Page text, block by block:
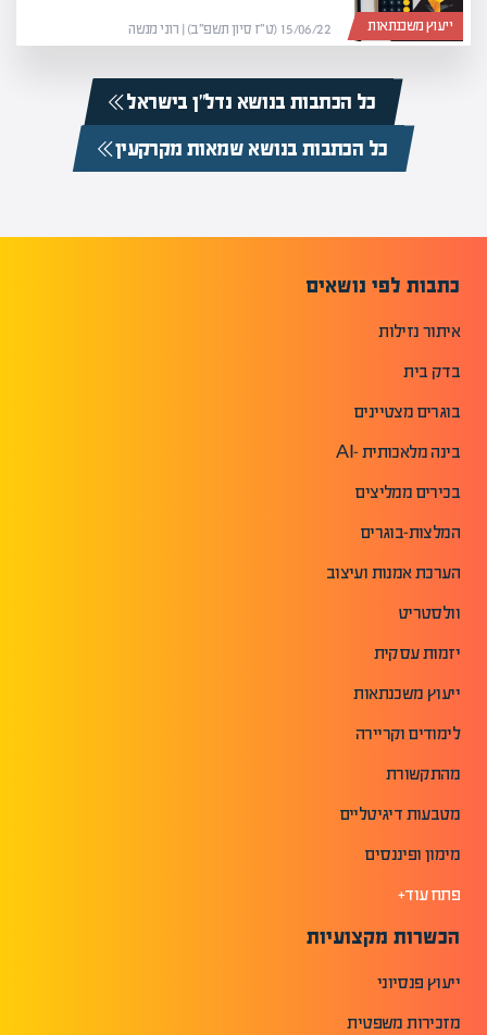
ייעוץ משכנתאות 15/06/22 (ט״ז סיון תשפ״ב) | רוני מנשה
כל הכתבות בנושא נדל”ן בישראל
כל הכתבות בנושא שמאות מקרקעין
כתבות לפי נושאים
איתור נזילות
בדק בית
בוגרים מצטיינים
בינה מלאכותית -AI
בכירים ממליצים
המלצות-בוגרים
הערכת אמנות ועיצוב
וולסטריט
יזמות עסקית
ייעוץ משכנתאות
לימודים וקריירה
מהתקשורת
מטבעות דיגיטליים
מימון ופיננסים
פתח עוד+
הכשרות מקצועיות
ייעוץ פנסיוני
מזכירות משפטית